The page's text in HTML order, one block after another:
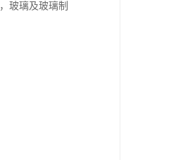
玻璃及玻璃制